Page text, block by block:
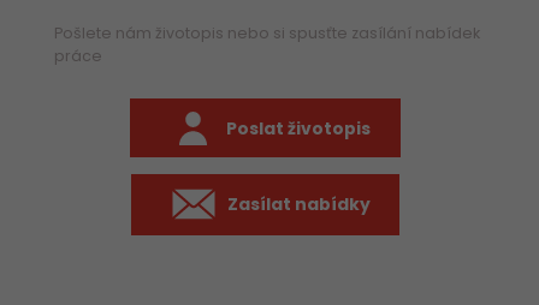
Pošlete nám životopis nebo si spusťte zasílání nabídek
práce
Poslat životopis
Zasílat nabídky